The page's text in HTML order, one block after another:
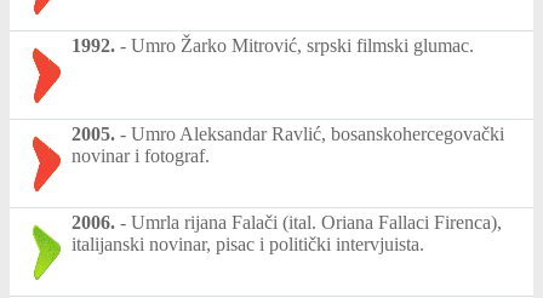
1992. - Umro Žarko Mitrović, srpski filmski glumac.
2005. - Umro Aleksandar Ravlić, bosanskohercegovački
novinar i fotograf.
2006. - Umrla rijana Falači (ital. Oriana Fallaci Firenca),
italijanski novinar, pisac i politički intervjuista.